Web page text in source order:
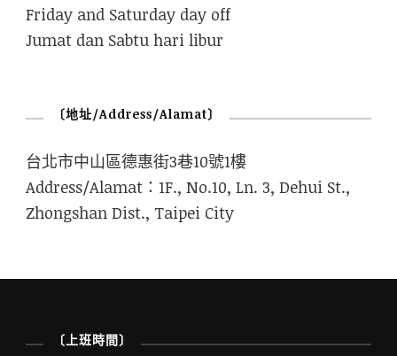
Friday and Saturday day off
Jumat dan Sabtu hari libur
〔地址/Address/Alamat〕
台北市中山區德惠街3巷10號1樓
Address/Alamat：1F., No.10, Ln. 3, Dehui St.,
Zhongshan Dist., Taipei City
〔上班時間〕